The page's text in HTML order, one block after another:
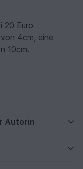
20 Euro
4cm, eine
10cm.
Autorin